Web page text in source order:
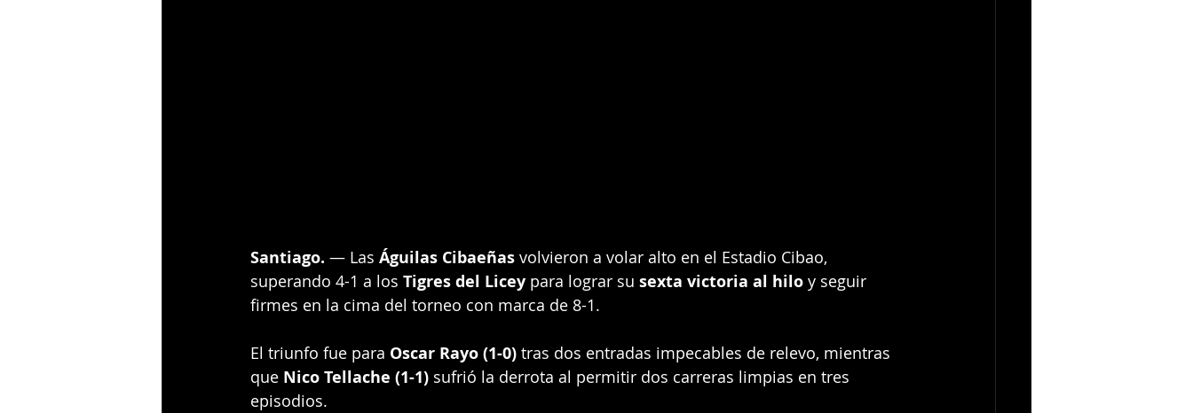
Santiago. — Las Águilas Cibaeñas volvieron a volar alto en el Estadio Cibao,
superando 4-1 a los Tigres del Licey para lograr su sexta victoria al hilo y seguir
firmes en la cima del torneo con marca de 8-1.
El triunfo fue para Oscar Rayo (1-0) tras dos entradas impecables de relevo, mientras
que Nico Tellache (1-1) sufrió la derrota al permitir dos carreras limpias en tres
episodios.